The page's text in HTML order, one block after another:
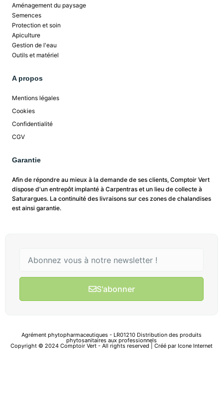
Aménagement du paysage
Semences
Protection et soin
Apiculture
Gestion de l'eau
Outils et matériel
A propos
Mentions légales
Cookies
Confidentialité
CGV
Garantie
Afin de répondre au mieux à la demande de ses clients, Comptoir Vert
dispose d'un entrepôt implanté à Carpentras et un lieu de collecte à
Saturargues. La continuité des livraisons sur ces zones de chalandises
est ainsi garantie.
S'abonner
Agrément phytopharmaceutiques - LR01210 Distribution des produits
phytosanitaires aux professionnels
Copyright © 2024 Comptoir Vert - All rights reserved | Créé par Icone Internet